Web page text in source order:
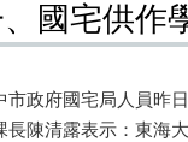
、國宅供作
市政府國宅局人員昨
長陳清露表示：東海